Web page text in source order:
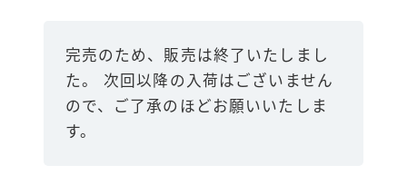
完売のため、販売は終了いたしまし
た。 次回以降の入荷はございません
ので、ご了承のほどお願いいたしま
す。